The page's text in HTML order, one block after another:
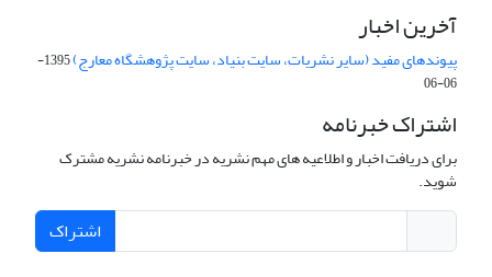
آخرین اخبار
پیوندهای مفید (سایر نشریات، سایت بنیاد، سایت پژوهشگاه معارج)
1395-
06-06
اشتراک خبرنامه
برای دریافت اخبار و اطلاعیه های مهم نشریه در خبرنامه نشریه مشترک
شوید.
اشتراک